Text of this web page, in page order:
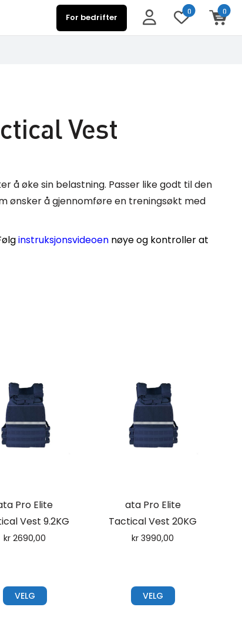
For bedrifter
0 0
Vest
å øke sin belastning. Passer like godt til den
ønsker å gjennomføre en treningsøkt med
instruksjonsvideoennøye og kontroller at
Pro Elite
Vest 9.2KG
kr 2690,00
VELG
ata Pro Elite
Tactical Vest 20KG
kr 3990,00
VELG